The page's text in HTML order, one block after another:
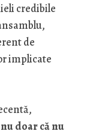
credibile
de
implicate
doar că nu